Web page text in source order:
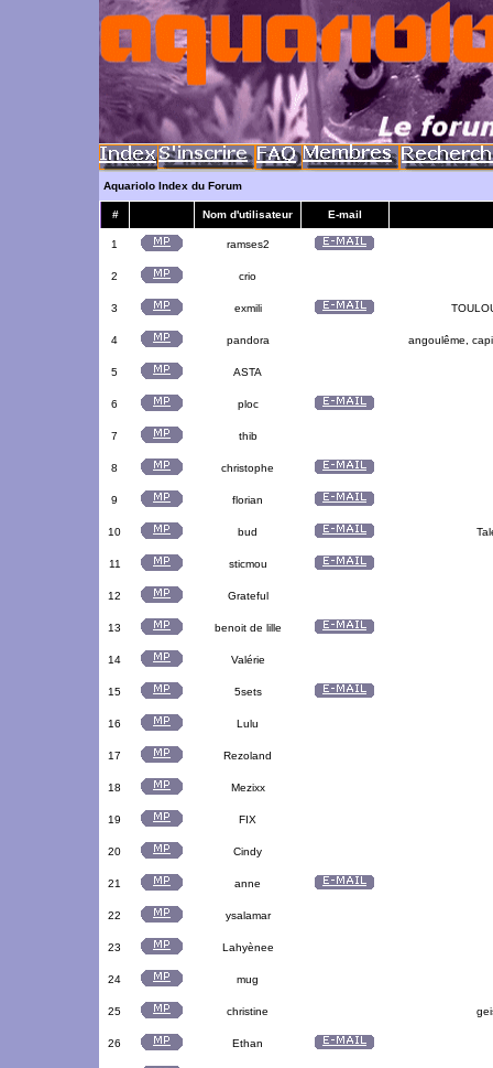
Aquariolo Index du Forum
# Nom d'utilisateur E-mail
1 ramses2
2 crio
3 exmili
4 pandora angoulême,
5 ASTA
6 ploc
7 thib
8 christophe
9 florian
10 bud
11 sticmou
12 Grateful
13 benoit de lille
14 Valérie
15 5sets
16 Lulu
17 Rezoland
18 Mezixx
19 FIX
20 Cindy
21 anne
22 ysalamar
23 Lahyènee
24 mug
25 christine
26 Ethan